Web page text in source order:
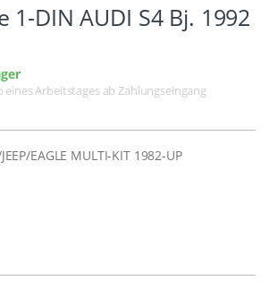
1-DIN AUDI S4 Bj. 1992
Arbeitstages ab Zahlungseingang
EAGLE MULTI-KIT 1982-UP